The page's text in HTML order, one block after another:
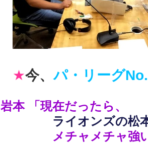
★今、パ・リーグ
岩本 「現在だったら、
ライオンズの松
メチャメチャ強